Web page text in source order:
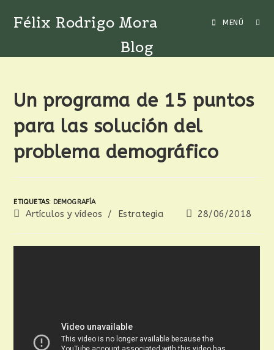
Félix Rodrigo Mora MENÚ
Blog
Un programa de 15 puntos
para las solución del
problema demográfico
ETIQUETAS: DEMOGRAFÍA
Artículos y vídeos / Estrategia 28/06/2018